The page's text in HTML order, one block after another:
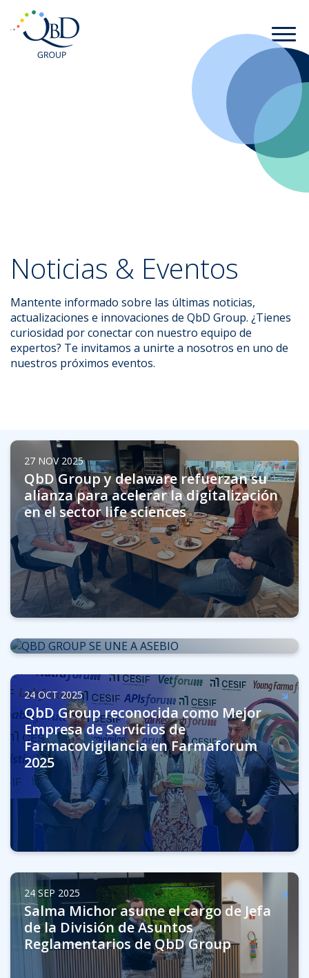
Noticias & Eventos
Mantente informado sobre las últimas noticias,
actualizaciones e innovaciones de QbD Group. ¿Tienes
curiosidad por conectar con nuestro equipo de
expertos? Te invitamos a unirte a nosotros en uno de
nuestros próximos eventos.
27 NOV 2025
QbD Group y delaware refuerzan su
alianza para acelerar la digitalización
en el sector life sciences
17 NOV 2025
QbD Group se une a ASEBIO: Un paso
estratégico en nuestro compromiso
con la excelencia científica
24 OCT 2025
QbD Group reconocida como Mejor
Empresa de Servicios de
Farmacovigilancia en Farmaforum
2025
24 SEP 2025
Salma Michor asume el cargo de Jefa
de la División de Asuntos
Reglamentarios de QbD Group